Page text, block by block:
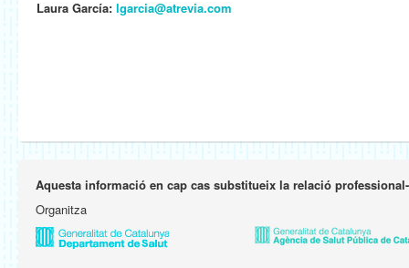
Laura García: lgarcia@atrevia.com
Aquesta informació en cap cas substitueix la relació
Organitza